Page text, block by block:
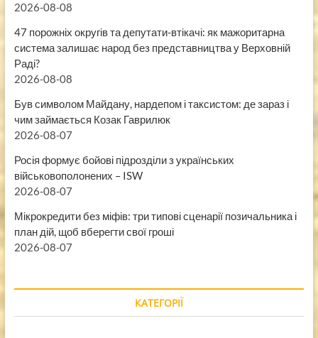
2026-08-08
47 порожніх округів та депутати-втікачі: як мажоритарна
система залишає народ без представництва у Верховній
Раді?
2026-08-08
Був символом Майдану, нардепом і таксистом: де зараз і
чим займається Козак Гаврилюк
2026-08-07
Росія формує бойові підрозділи з українських
військовополонених – ISW
2026-08-07
Мікрокредити без міфів: три типові сценарії позичальника і
план дій, щоб вберегти свої гроші
2026-08-07
КАТЕГОРІЇ